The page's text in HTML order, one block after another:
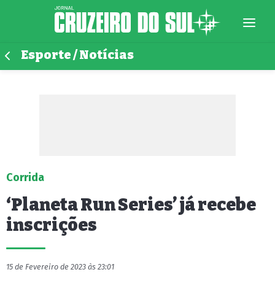
Esporte / Notícias
Corrida
‘Planeta Run Series’ já recebe
inscrições
15 de Fevereiro de 2023 às 23:01